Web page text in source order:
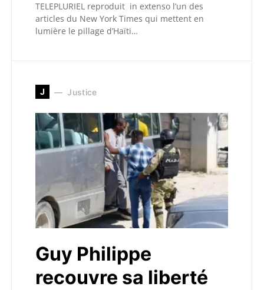
TELEPLURIEL reproduit in extenso l’un des
articles du New York Times qui mettent en
lumière le pillage d’Haïti…
J Justice
Guy Philippe
recouvre sa liberté